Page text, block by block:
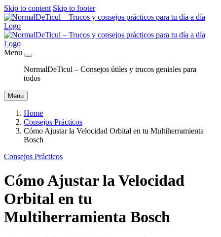
Skip to content Skip to footer
Menu
NormalDeTicul – Consejos útiles y trucos geniales para
todos
Menu
Home
Consejos Prácticos
Cómo Ajustar la Velocidad Orbital en tu Multiherramienta
Bosch
Consejos Prácticos
Cómo Ajustar la Velocidad
Orbital en tu
Multiherramienta Bosch